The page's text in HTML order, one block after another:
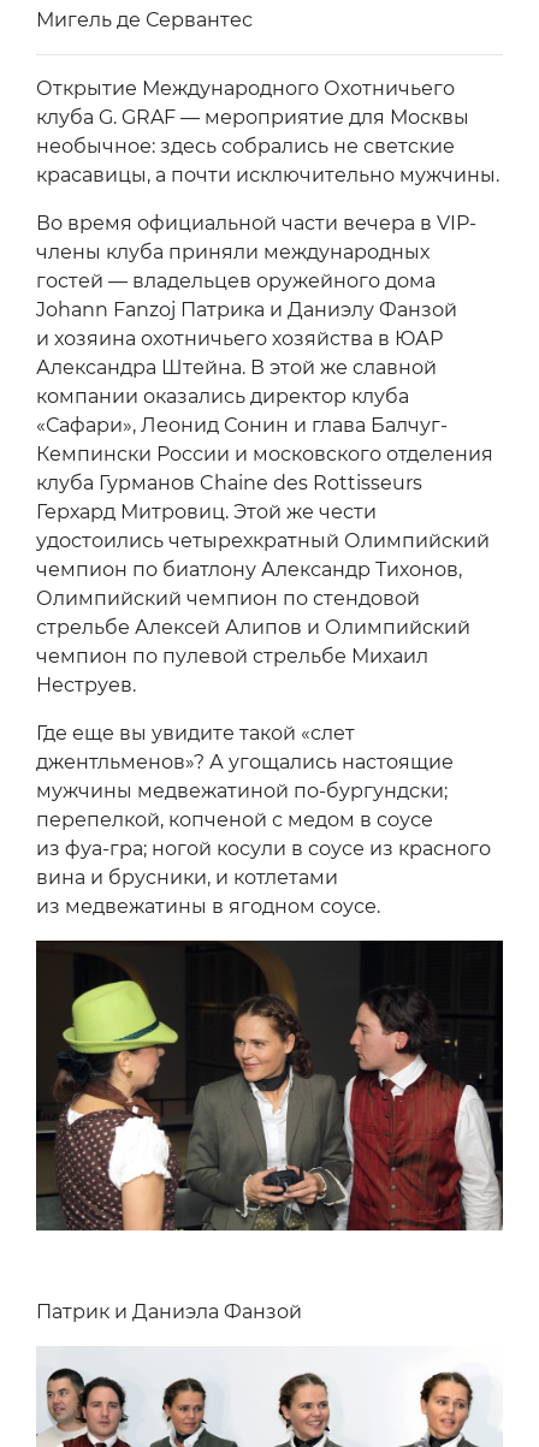
Мигель де Сервантес
Открытие Международного Охотничьего
клуба G. GRAF — мероприятие для Москвы
необычное: здесь собрались не светские
красавицы, а почти исключительно мужчины.
Во время официальной части вечера в VIP-
члены клуба приняли международных
гостей — владельцев оружейного дома
Johann Fanzoj Патрика и Даниэлу Фанзой
и хозяина охотничьего хозяйства в ЮАР
Александра Штейна. В этой же славной
компании оказались директор клуба
«Сафари», Леонид Сонин и глава Балчуг-
Кемпински России и московского отделения
клуба Гурманов Chaine des Rottisseurs
Герхард Митровиц. Этой же чести
удостоились четырехкратный Олимпийский
чемпион по биатлону Александр Тихонов,
Олимпийский чемпион по стендовой
стрельбе Алексей Алипов и Олимпийский
чемпион по пулевой стрельбе Михаил
Неструев.
Где еще вы увидите такой «слет
джентльменов»? А угощались настоящие
мужчины медвежатиной по-бургундски;
перепелкой, копченой с медом в соусе
из фуа-гра; ногой косули в соусе из красного
вина и брусники, и котлетами
из медвежатины в ягодном соусе.
Патрик и Даниэла Фанзой